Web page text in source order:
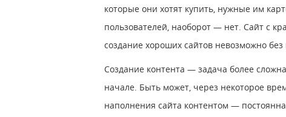
которые они хотят купить, нужные им
пользователей, наоборот — нет. Сайт с
создание хороших сайтов невозможно без
Создание контента — задача более
начале. Быть может, через некоторое
наполнения сайта контентом —